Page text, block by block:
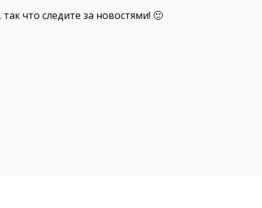
что следите за новостями! 🙂